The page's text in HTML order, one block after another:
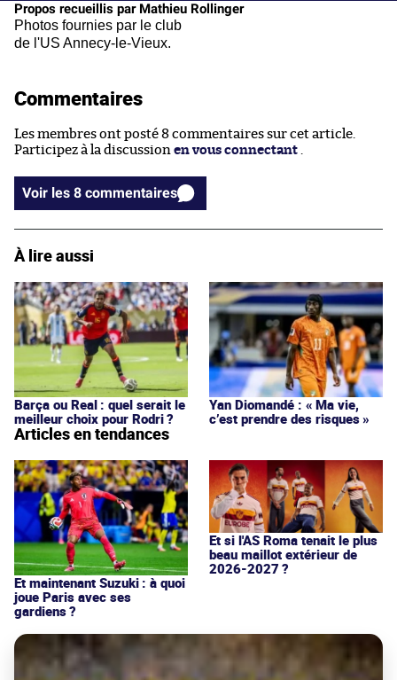
Propos recueillis par Mathieu Rollinger
Photos fournies par le club
de l'US Annecy-le-Vieux.
Commentaires
Les membres ont posté 8 commentaires sur cet article.
Participez à la discussion en vous connectant .
Voir les 8 commentaires
À lire aussi
Barça ou Real : quel serait le
meilleur choix pour Rodri ?
Yan Diomandé : « Ma vie,
c’est prendre des risques »
Articles en tendances
Et maintenant Suzuki : à quoi
joue Paris avec ses
gardiens ?
Et si l'AS Roma tenait le plus
beau maillot extérieur de
2026-2027 ?